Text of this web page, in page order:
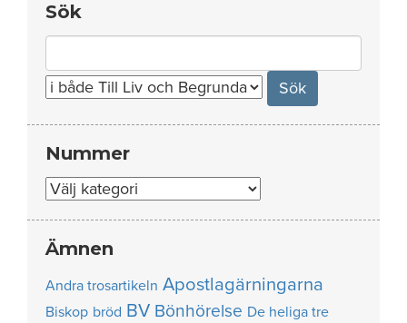
Sök
for:
Nummer
Nummer
Ämnen
Andra trosartikeln Apostlagärningarna
Biskop bröd BV Bönhörelse De heliga tre